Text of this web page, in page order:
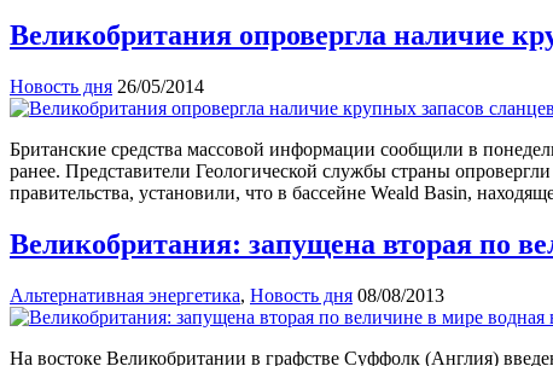
Великобритания опровергла наличие
Новость дня 26/05/2014
Британские средства массовой информации сообщили в
ранее. Представители Геологической службы страны
правительства, установили, что в бассейне Weald Basin,
Великобритания: запущена вторая по
Альтернативная энергетика, Новость дня 08/08/2013
На востоке Великобритании в графстве Суффолк (Англия)